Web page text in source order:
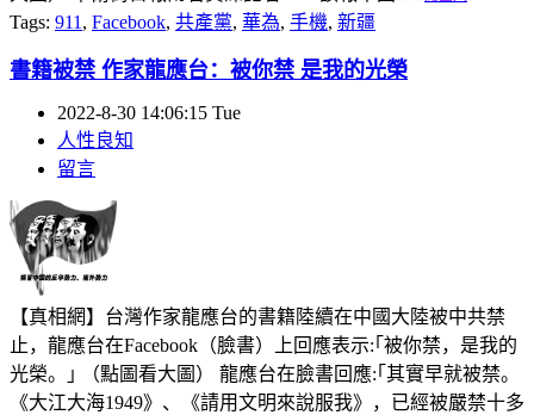
Tags: 911 , Facebook, 共產黨, 華為, 手機, 新疆
書籍被禁 作家龍應台：被你禁 是我的光榮
2022-8-30 14:06:15 Tue
人性良知
留言
【真相網】台灣作家龍應台的書籍陸續在中國大陸被中共禁
止，龍應台在Facebook（臉書）上回應表示:｢被你禁，是我的
光榮。｣ （點圖看大圖） 龍應台在臉書回應:｢其實早就被禁。
《大江大海1949》、《請用文明來說服我》，已經被嚴禁十多